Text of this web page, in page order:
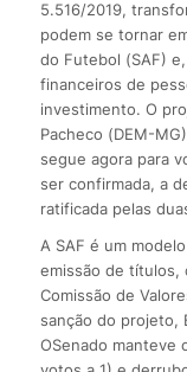
5.516/2019,
podem se tornar
do Futebol (SAF)
financeiros de
investimento. O
Pacheco (DEM-
segue agora para
ser confirmada, a
ratificada pelas
A SAF é um
emissão de títulos,
Comissão de
sanção do projeto,
OSenado manteve